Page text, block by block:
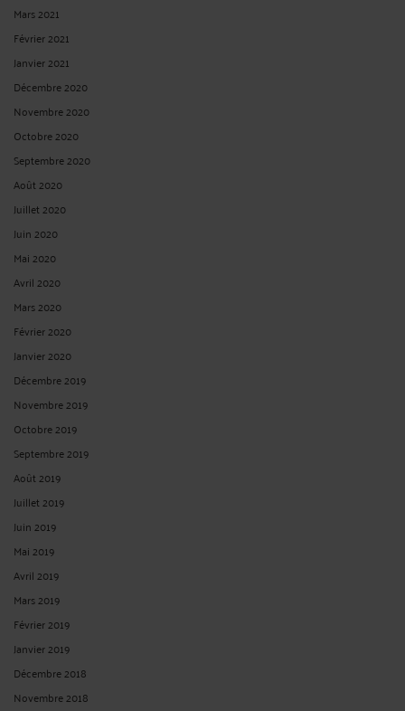
Mars 2021
Février 2021
Janvier 2021
Décembre 2020
Novembre 2020
Octobre 2020
Septembre 2020
Août 2020
Juillet 2020
Juin 2020
Mai 2020
Avril 2020
Mars 2020
Février 2020
Janvier 2020
Décembre 2019
Novembre 2019
Octobre 2019
Septembre 2019
Août 2019
Juillet 2019
Juin 2019
Mai 2019
Avril 2019
Mars 2019
Février 2019
Janvier 2019
Décembre 2018
Novembre 2018